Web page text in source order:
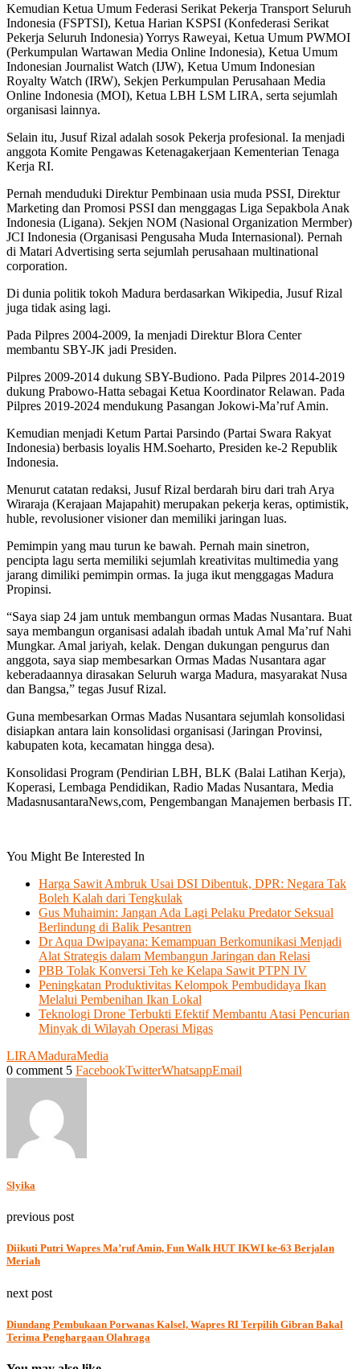
Kemudian Ketua Umum Federasi Serikat Pekerja Transport Seluruh
Indonesia (FSPTSI), Ketua Harian KSPSI (Konfederasi Serikat
Pekerja Seluruh Indonesia) Yorrys Raweyai, Ketua Umum PWMOI
(Perkumpulan Wartawan Media Online Indonesia), Ketua Umum
Indonesian Journalist Watch (IJW), Ketua Umum Indonesian
Royalty Watch (IRW), Sekjen Perkumpulan Perusahaan Media
Online Indonesia (MOI), Ketua LBH LSM LIRA, serta sejumlah
organisasi lainnya.
Selain itu, Jusuf Rizal adalah sosok Pekerja profesional. Ia menjadi
anggota Komite Pengawas Ketenagakerjaan Kementerian Tenaga
Kerja RI.
Pernah menduduki Direktur Pembinaan usia muda PSSI, Direktur
Marketing dan Promosi PSSI dan menggagas Liga Sepakbola Anak
Indonesia (Ligana). Sekjen NOM (Nasional Organization Mermber)
JCI Indonesia (Organisasi Pengusaha Muda Internasional). Pernah
di Matari Advertising serta sejumlah perusahaan multinational
corporation.
Di dunia politik tokoh Madura berdasarkan Wikipedia, Jusuf Rizal
juga tidak asing lagi.
Pada Pilpres 2004-2009, Ia menjadi Direktur Blora Center
membantu SBY-JK jadi Presiden.
Pilpres 2009-2014 dukung SBY-Budiono. Pada Pilpres 2014-2019
dukung Prabowo-Hatta sebagai Ketua Koordinator Relawan. Pada
Pilpres 2019-2024 mendukung Pasangan Jokowi-Ma’ruf Amin.
Kemudian menjadi Ketum Partai Parsindo (Partai Swara Rakyat
Indonesia) berbasis loyalis HM.Soeharto, Presiden ke-2 Republik
Indonesia.
Menurut catatan redaksi, Jusuf Rizal berdarah biru dari trah Arya
Wiraraja (Kerajaan Majapahit) merupakan pekerja keras, optimistik,
huble, revolusioner visioner dan memiliki jaringan luas.
Pemimpin yang mau turun ke bawah. Pernah main sinetron,
pencipta lagu serta memiliki sejumlah kreativitas multimedia yang
jarang dimiliki pemimpin ormas. Ia juga ikut menggagas Madura
Propinsi.
“Saya siap 24 jam untuk membangun ormas Madas Nusantara. Buat
saya membangun organisasi adalah ibadah untuk Amal Ma’ruf Nahi
Mungkar. Amal jariyah, kelak. Dengan dukungan pengurus dan
anggota, saya siap membesarkan Ormas Madas Nusantara agar
keberadaannya dirasakan Seluruh warga Madura, masyarakat Nusa
dan Bangsa,” tegas Jusuf Rizal.
Guna membesarkan Ormas Madas Nusantara sejumlah konsolidasi
disiapkan antara lain konsolidasi organisasi (Jaringan Provinsi,
kabupaten kota, kecamatan hingga desa).
Konsolidasi Program (Pendirian LBH, BLK (Balai Latihan Kerja),
Koperasi, Lembaga Pendidikan, Radio Madas Nusantara, Media
MadasnusantaraNews,com, Pengembangan Manajemen berbasis IT.
You Might Be Interested In
Harga Sawit Ambruk Usai DSI Dibentuk, DPR: Negara Tak
Boleh Kalah dari Tengkulak
Gus Muhaimin: Jangan Ada Lagi Pelaku Predator Seksual
Berlindung di Balik Pesantren
Dr Aqua Dwipayana: Kemampuan Berkomunikasi Menjadi
Alat Strategis dalam Membangun Jaringan dan Relasi
PBB Tolak Konversi Teh ke Kelapa Sawit PTPN IV
Peningkatan Produktivitas Kelompok Pembudidaya Ikan
Melalui Pembenihan Ikan Lokal
Teknologi Drone Terbukti Efektif Membantu Atasi Pencurian
Minyak di Wilayah Operasi Migas
LIRAMaduraMedia
0 comment 5 FacebookTwitterWhatsappEmail
Slyika
previous post
Diikuti Putri Wapres Ma’ruf Amin, Fun Walk HUT IKWI ke-63 Berjalan
Meriah
next post
Diundang Pembukaan Porwanas Kalsel, Wapres RI Terpilih Gibran Bakal
Terima Penghargaan Olahraga